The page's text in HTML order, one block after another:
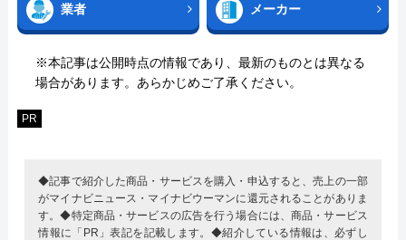
業者 メーカー
※本記事は公開時点の情報であり、最新のものとは異なる
場合があります。あらかじめご了承ください。
PR
◆記事で紹介した商品・サービスを購入・申込すると、売上の一部
がマイナビニュース・マイナビウーマンに還元されることがありま
す。◆特定商品・サービスの広告を行う場合には、商品・サービス
情報に「PR」表記を記載します。◆紹介している情報は、必ずし